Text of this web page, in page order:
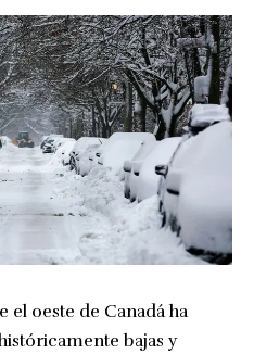
oeste de Canadá ha
bajas y